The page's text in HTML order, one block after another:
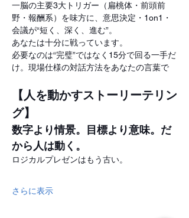
一脳の主要3大トリガー（扁桃体・前頭前
野・報酬系）を味方に、意思決定・1on1・
会議が“短く、深く、進む”。
あなたは十分に戦っています。
必要なのは“完璧”ではなく15分で回る一手だ
け。現場仕様の対話方法をあなたの言葉で
【人を動かすストーリーテリン
グ】
数字より情景。目標より意味。だ
から人は動く。
ロジカルプレゼンはもう古い。
さらに表示